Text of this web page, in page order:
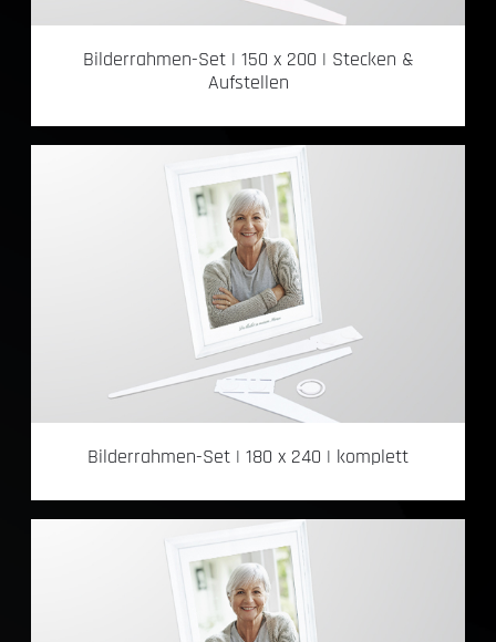
Bilderrahmen-Set | 150 x 200 | Stecken &
Aufstellen
Bilderrahmen-Set | 180 x 240 | komplett